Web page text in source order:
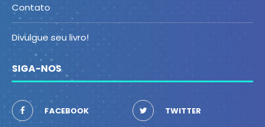
Contato
Divulgue seu livro!
SIGA-NOS
FACEBOOK TWITTER